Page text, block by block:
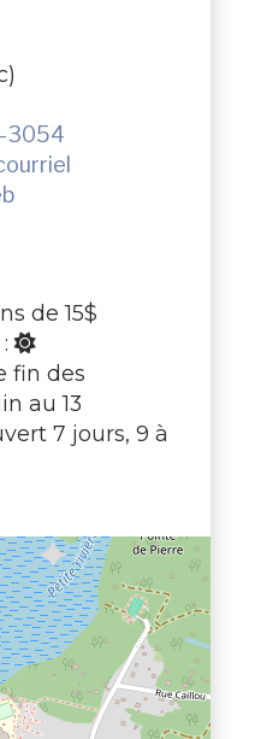
3054
de 15$
:
fin des
au 13
7 jours, 9 à